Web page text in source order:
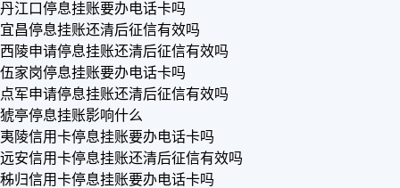
丹江口停息挂账要办电话卡吗
宜昌停息挂账还清后征信有效吗
西陵申请停息挂账还清后征信有效吗
伍家岗停息挂账要办电话卡吗
点军申请停息挂账还清后征信有效吗
猇亭停息挂账影响什么
夷陵信用卡停息挂账要办电话卡吗
远安信用卡停息挂账还清后征信有效吗
秭归信用卡停息挂账要办电话卡吗